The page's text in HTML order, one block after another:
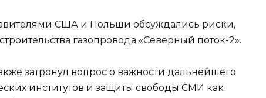
США и Польши обсуждались риски,
газопровода «Северный поток-2».
затронул вопрос о важности дальнейшего
институтов и защиты свободы СМИ как